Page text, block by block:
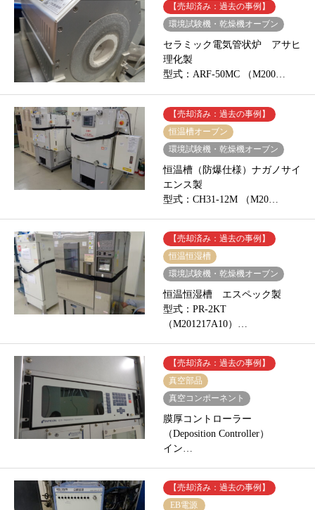
【売却済み：過去の事例】
環境試験機・乾燥機オーブン
セラミック電気管状炉 アサヒ
理化製
型式：ARF-50MC （M200…
【売却済み：過去の事例】
恒温槽オーブン
環境試験機・乾燥機オーブン
恒温槽（防爆仕様）ナガノサイ
エンス製
型式：CH31-12M （M20…
【売却済み：過去の事例】
恒温恒湿槽
環境試験機・乾燥機オーブン
恒温恒湿槽 エスペック製
型式：PR-2KT
（M201217A10）…
【売却済み：過去の事例】
真空部品
真空コンポーネント
膜厚コントローラー
（Deposition Controller）
イン…
【売却済み：過去の事例】
EB電源